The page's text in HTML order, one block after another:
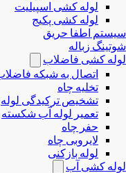
لوله کشی اسپیلیت
لوله کشی پکیج
سیستم اطفا حریق
شوتینگ زباله
لوله كشی فاضلاب
اتصال به شبکه
تخلیه چاه
تشخیص ترکیدگی لوله
تعمیر لوله آب شکسته
حفر چاه
لایروبی چاه
لوله بازکنی
لوله کشی آب